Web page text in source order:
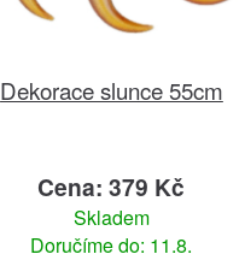
Dekorace slunce 55cm
Cena: 379 Kč
Skladem
Doručíme do: 11.8.